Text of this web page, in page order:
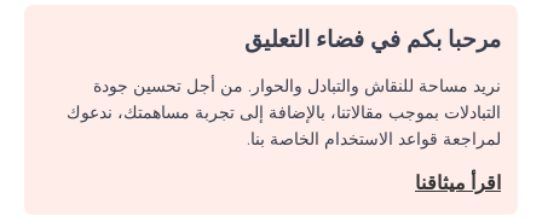
مرحبا بكم في فضاء التعليق
نريد مساحة للنقاش والتبادل والحوار. من أجل تحسين جودة
التبادلات بموجب مقالاتنا، بالإضافة إلى تجربة مساهمتك، ندعوك
لمراجعة قواعد الاستخدام الخاصة بنا.
اقرأ ميثاقنا